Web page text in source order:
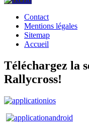
Contact
Mentions légales
Sitemap
Accueil
Téléchargez la
Rallycross!